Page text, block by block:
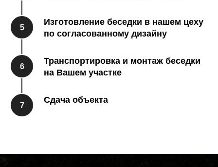
5
Изготовление беседки в нашем цеху
по согласованному дизайну
6
Транспортировка и монтаж беседки
на Вашем участке
7
Сдача объекта